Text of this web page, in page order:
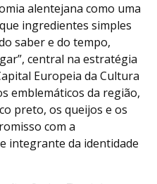
alentejana como uma
ingredientes simples
saber e do tempo,
central na estratégia
Europeia da Cultura
emblemáticos da região,
preto, os queijos e os
com a
integrante da identidade